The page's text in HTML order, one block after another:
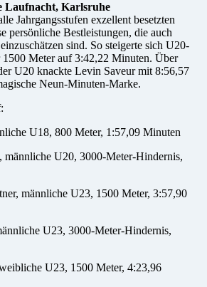
Laufnacht, Karlsruhe
Jahrgangsstufen exzellent besetzten
persönliche Bestleistungen, die auch
sind. So steigerte sich U20-
1500 Meter auf 3:42,22 Minuten. Über
U20 knackte Levin Saveur mit 8:56,57
Neun-Minuten-Marke.
U18, 800 Meter, 1:57,09 Minuten
U20, 3000-Meter-Hindernis,
männliche U23, 1500 Meter, 3:57,90
U23, 3000-Meter-Hindernis,
U23, 1500 Meter, 4:23,96